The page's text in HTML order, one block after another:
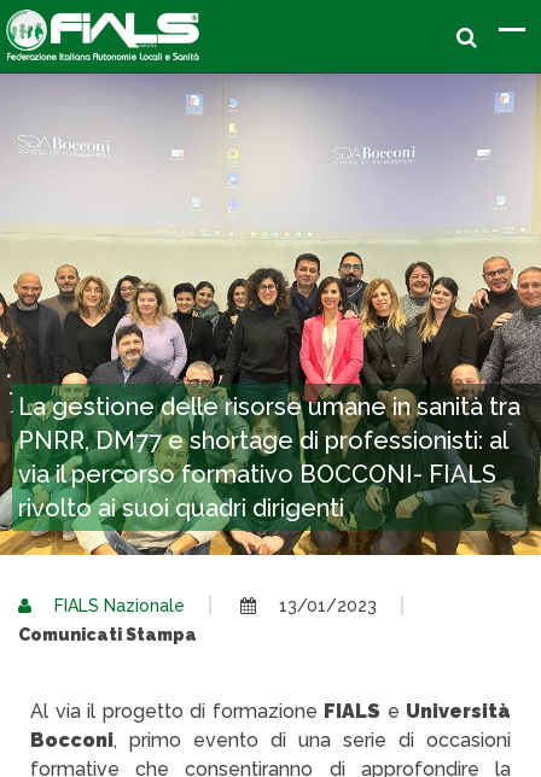
La gestione delle risorse umane in sanità tra
PNRR, DM77 e shortage di professionisti: al
via il percorso formativo BOCCONI- FIALS
rivolto ai suoi quadri dirigenti
FIALS Nazionale
13/01/2023
Comunicati Stampa
Al via il progetto di formazione FIALS e Università
Bocconi, primo evento di una serie di occasioni
formative che consentiranno di approfondire la